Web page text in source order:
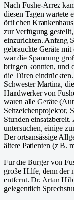
Nach Fushe-Arrez
diesen Tagen wartete
örtlichen
zur Verfügung
einzurichten. Anfang
gebrauchte Geräte
war die Spannung
bringen konnten, und
die Türen
Schwester Martina,
Handwerker von
waren alle Geräte
Sehzeichenprojektor,
Stunden
untersuchen, einige
Der ortsansässige
ältere Patienten (z.B.
Für die Bürger von
große Hilfe, denn der
entfernt. Dr. Artan
gelegentlich